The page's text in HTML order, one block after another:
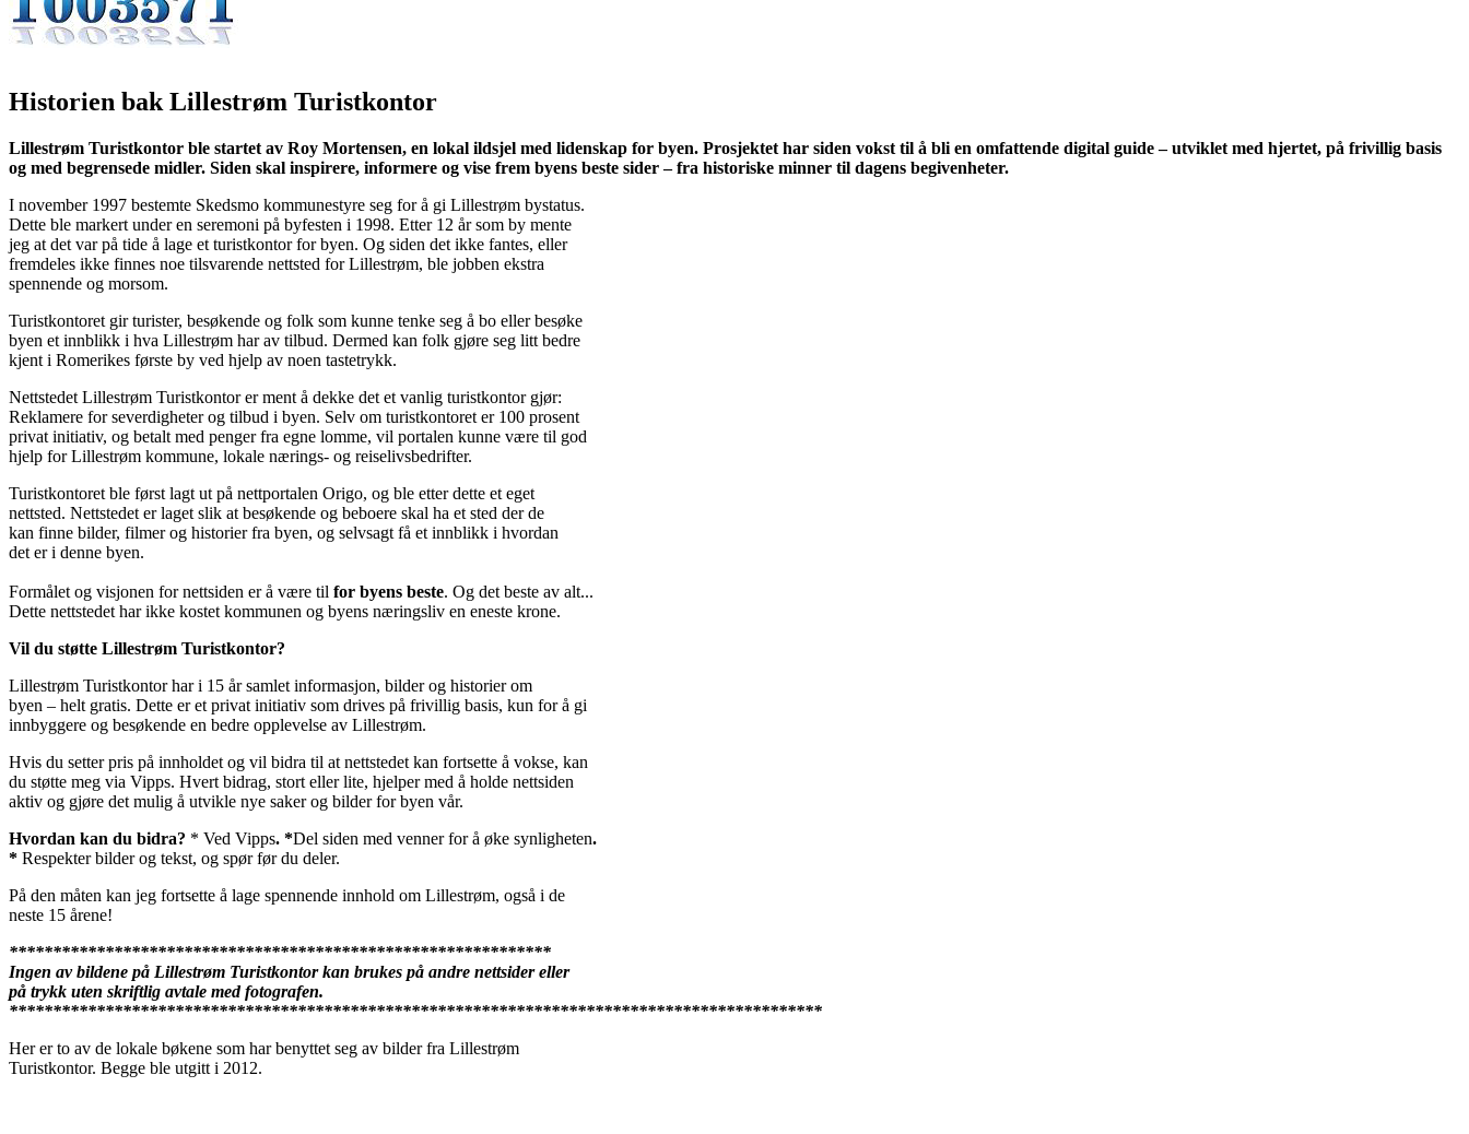
Historien bak Lillestrøm Turistkontor
Lillestrøm Turistkontor ble startet av Roy Mortensen, en lokal ildsjel med lidenskap for byen. Prosjektet har siden vokst til å bli en omfattende digital guide – utviklet med hjertet, på frivillig basis
og med begrensede midler. Siden skal inspirere, informere og vise frem byens beste sider – fra historiske minner til dagens begivenheter.
I november 1997 bestemte Skedsmo kommunestyre seg for å gi Lillestrøm bystatus.
Dette ble markert under en seremoni på byfesten i 1998. Etter 12 år som by mente
jeg at det var på tide å lage et turistkontor for byen. Og siden det ikke fantes, eller
fremdeles ikke finnes noe tilsvarende nettsted for Lillestrøm, ble jobben ekstra
spennende og morsom.
Turistkontoret gir turister, besøkende og folk som kunne tenke seg å bo eller besøke
byen et innblikk i hva Lillestrøm har av tilbud. Dermed kan folk gjøre seg litt bedre
kjent i Romerikes første by ved hjelp av noen tastetrykk.
Nettstedet Lillestrøm Turistkontor er ment å dekke det et vanlig turistkontor gjør:
Reklamere for severdigheter og tilbud i byen. Selv om turistkontoret er 100 prosent
privat initiativ, og betalt med penger fra egne lomme, vil portalen kunne være til god
hjelp for Lillestrøm kommune, lokale nærings- og reiselivsbedrifter.
Turistkontoret ble først lagt ut på nettportalen Origo, og ble etter dette et eget
nettsted. Nettstedet er laget slik at besøkende og beboere skal ha et sted der de
kan finne bilder, filmer og historier fra byen, og selvsagt få et innblikk i hvordan
det er i denne byen.
Formålet og visjonen for nettsiden er å være til for byens beste. Og det beste av alt...
Dette nettstedet har ikke kostet kommunen og byens næringsliv en eneste krone.
Vil du støtte Lillestrøm Turistkontor?
Lillestrøm Turistkontor har i 15 år samlet informasjon, bilder og historier om
byen – helt gratis. Dette er et privat initiativ som drives på frivillig basis, kun for å gi
innbyggere og besøkende en bedre opplevelse av Lillestrøm.
Hvis du setter pris på innholdet og vil bidra til at nettstedet kan fortsette å vokse, kan
du støtte meg via Vipps. Hvert bidrag, stort eller lite, hjelper med å holde nettsiden
aktiv og gjøre det mulig å utvikle nye saker og bilder for byen vår.
Hvordan kan du bidra? * Ved Vipps. *Del siden med venner for å øke synligheten.
* Respekter bilder og tekst, og spør før du deler.
På den måten kan jeg fortsette å lage spennende innhold om Lillestrøm, også i de
neste 15 årene!
**************************************************************
Ingen av bildene på Lillestrøm Turistkontor kan brukes på andre nettsider eller
på trykk uten skriftlig avtale med fotografen.
*********************************************************************************************
Her er to av de lokale bøkene som har benyttet seg av bilder fra Lillestrøm
Turistkontor. Begge ble utgitt i 2012.